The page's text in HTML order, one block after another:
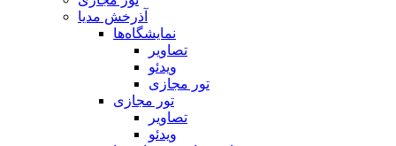
آذرخش مدیا
نمایشگاه‌ها
تصاویر
ویدئو
تور مجازی
تور مجازی
تصاویر
ویدئو